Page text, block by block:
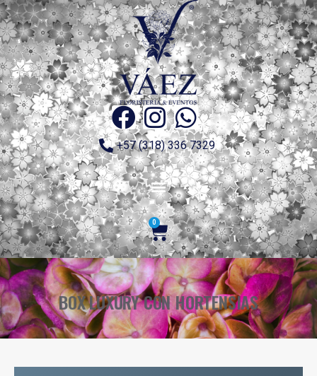
+57 (318) 336 7329
0
BOX LUXURY CON HORTENSIAS